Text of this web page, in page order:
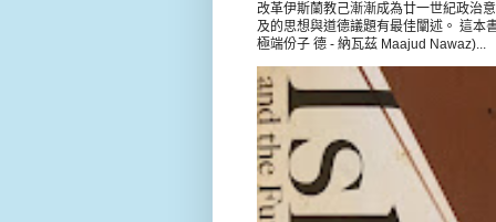
改革伊斯蘭教己漸漸成為廿一世紀政治
及的思想與道德議題有最佳闡述。 這本
極端份子 德 - 納瓦茲 Maajud Nawaz)...